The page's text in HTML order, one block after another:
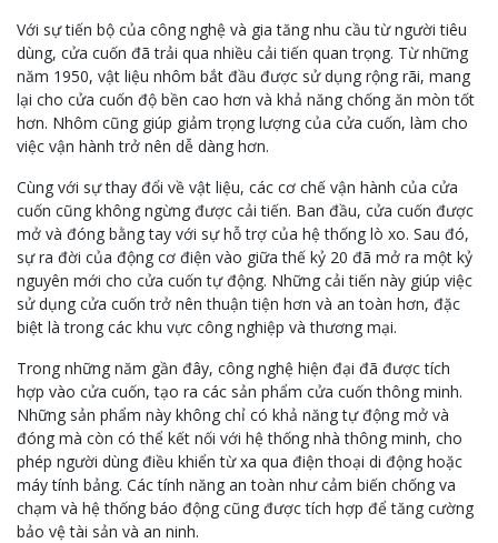
Với sự tiến bộ của công nghệ và gia tăng nhu cầu từ người tiêu
dùng, cửa cuốn đã trải qua nhiều cải tiến quan trọng. Từ những
năm 1950, vật liệu nhôm bắt đầu được sử dụng rộng rãi, mang
lại cho cửa cuốn độ bền cao hơn và khả năng chống ăn mòn tốt
hơn. Nhôm cũng giúp giảm trọng lượng của cửa cuốn, làm cho
việc vận hành trở nên dễ dàng hơn.
Cùng với sự thay đổi về vật liệu, các cơ chế vận hành của cửa
cuốn cũng không ngừng được cải tiến. Ban đầu, cửa cuốn được
mở và đóng bằng tay với sự hỗ trợ của hệ thống lò xo. Sau đó,
sự ra đời của động cơ điện vào giữa thế kỷ 20 đã mở ra một kỷ
nguyên mới cho cửa cuốn tự động. Những cải tiến này giúp việc
sử dụng cửa cuốn trở nên thuận tiện hơn và an toàn hơn, đặc
biệt là trong các khu vực công nghiệp và thương mại.
Trong những năm gần đây, công nghệ hiện đại đã được tích
hợp vào cửa cuốn, tạo ra các sản phẩm cửa cuốn thông minh.
Những sản phẩm này không chỉ có khả năng tự động mở và
đóng mà còn có thể kết nối với hệ thống nhà thông minh, cho
phép người dùng điều khiển từ xa qua điện thoại di động hoặc
máy tính bảng. Các tính năng an toàn như cảm biến chống va
chạm và hệ thống báo động cũng được tích hợp để tăng cường
bảo vệ tài sản và an ninh.